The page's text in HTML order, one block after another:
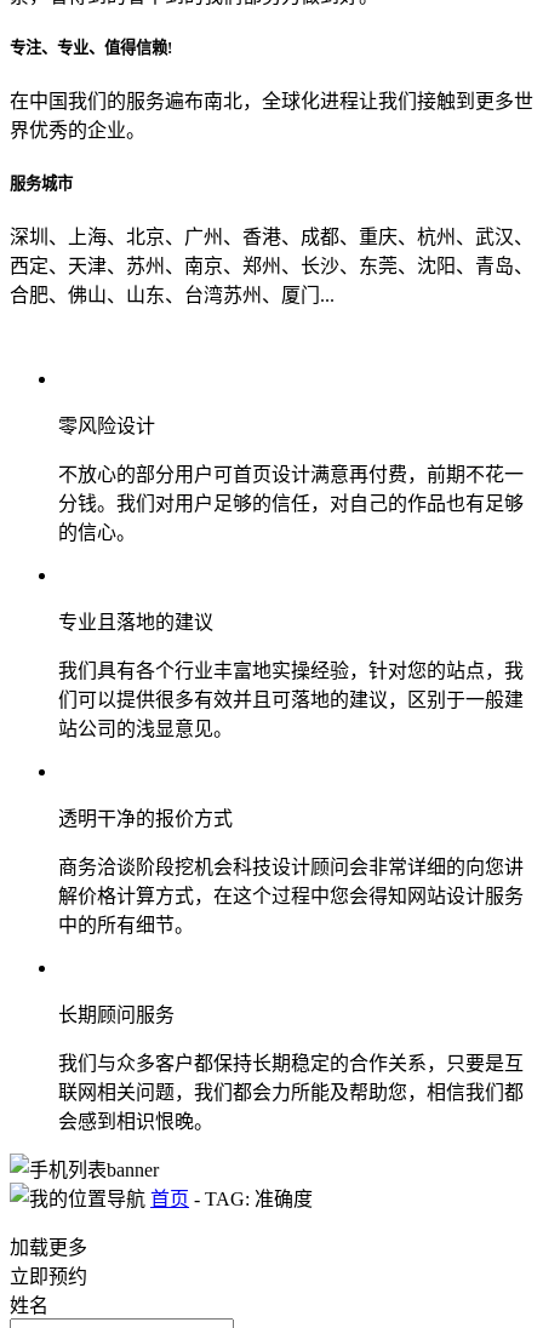
专注、专业、值得信赖!
在中国我们的服务遍布南北，全球化进程让我们接触到更多世
界优秀的企业。
服务城市
深圳、上海、北京、广州、香港、成都、重庆、杭州、武汉、
西定、天津、苏州、南京、郑州、长沙、东莞、沈阳、青岛、
合肥、佛山、山东、台湾苏州、厦门...
零风险设计
不放心的部分用户可首页设计满意再付费，前期不花一
分钱。我们对用户足够的信任，对自己的作品也有足够
的信心。
专业且落地的建议
我们具有各个行业丰富地实操经验，针对您的站点，我
们可以提供很多有效并且可落地的建议，区别于一般建
站公司的浅显意见。
透明干净的报价方式
商务洽谈阶段挖机会科技设计顾问会非常详细的向您讲
解价格计算方式，在这个过程中您会得知网站设计服务
中的所有细节。
长期顾问服务
我们与众多客户都保持长期稳定的合作关系，只要是互
联网相关问题，我们都会力所能及帮助您，相信我们都
会感到相识恨晚。
首页 - TAG: 准确度
加载更多
立即预约
姓名